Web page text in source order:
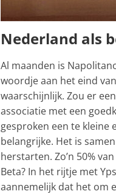
Nederland als
Al maanden is
woordje aan het eind
waarschijnlijk. Zou er
associatie met een
gesproken een te kleine
belangrijke. Het is
herstarten. Zo’n 50%
Beta? In het rijtje met
aannemelijk dat het om